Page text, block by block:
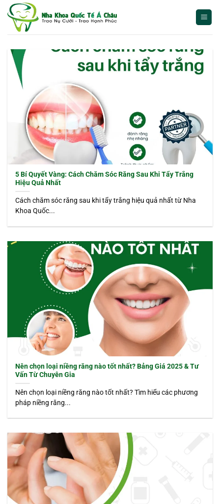
qua
5 Bí Quyết Vàng: Cách Chăm Sóc Răng Sau Khi Tẩy Trắng
Hiệu Quả Nhất
Cách chăm sóc răng sau khi tẩy trắng hiệu quả nhất từ Nha
Khoa Quốc...
Nên chọn loại niềng răng nào tốt nhất? Bảng Giá 2025 & Tư
Vấn Từ Chuyên Gia
Nên chọn loại niềng răng nào tốt nhất? Tìm hiểu các phương
pháp niềng răng...